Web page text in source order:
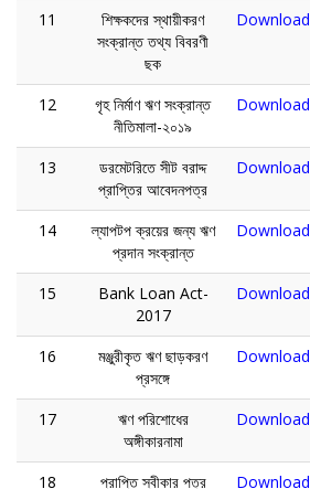
11
শিক্ষকদের স্থায়ীকরণ
সংক্রান্ত তথ্য বিবরণী
ছক
Download
12
গৃহ নির্মাণ ঋণ সংক্রান্ত
নীতিমালা-২০১৯
Download
13
ডরমেটরিতে সীট বরাদ্দ
প্রাপ্তির আবেদনপত্র
Download
14
ল্যাপটপ ক্রয়ের জন্য ঋণ
প্রদান সংক্রান্ত
Download
15
Bank Loan Act-
2017
Download
16
মঞ্জুরীকৃত ঋণ ছাড়করণ
প্রসঙ্গে
Download
17
ঋণ পরিশোধের
অঙ্গীকারনামা
Download
18 প্রাপ্তি স্বীকার পত্র
Download